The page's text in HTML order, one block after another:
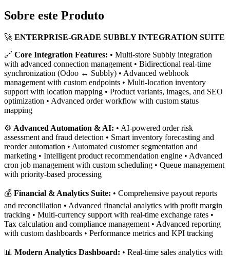
Sobre este Produto
🚀 ENTERPRISE-GRADE SUBBLY INTEGRATION SUITE
🔗 Core Integration Features: • Multi-store Subbly integration
with advanced connection management • Bidirectional real-time
synchronization (Odoo ↔ Subbly) • Advanced webhook
management with custom endpoints • Multi-location inventory
support with location mapping • Product variants, images, and SEO
optimization • Advanced order workflow with custom status
mapping
⚙️ Advanced Automation & AI: • AI-powered order risk
assessment and fraud detection • Smart inventory forecasting and
reorder automation • Automated customer segmentation and
marketing • Intelligent product recommendation engine • Advanced
cron job management with custom scheduling • Queue management
with priority-based processing
💰 Financial & Analytics Suite: • Comprehensive payout reports
and reconciliation • Advanced financial analytics with profit margin
tracking • Multi-currency support with real-time exchange rates •
Tax calculation and compliance management • Advanced reporting
with custom dashboards • Performance metrics and KPI tracking
📊 Modern Analytics Dashboard: • Real-time sales analytics with